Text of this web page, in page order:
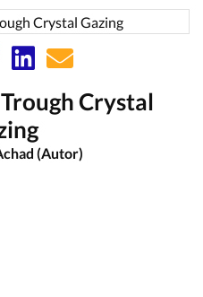
Crystal
(Autor)